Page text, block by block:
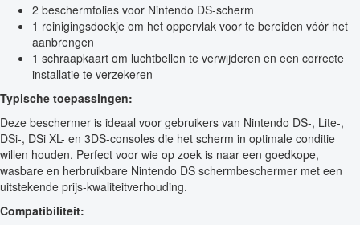
2 beschermfolies voor Nintendo DS-scherm
1 reinigingsdoekje om het oppervlak voor te bereiden vóór het
aanbrengen
1 schraapkaart om luchtbellen te verwijderen en een correcte
installatie te verzekeren
Typische toepassingen:
Deze beschermer is ideaal voor gebruikers van Nintendo DS-, Lite-,
DSi-, DSi XL- en 3DS-consoles die het scherm in optimale conditie
willen houden. Perfect voor wie op zoek is naar een goedkope,
wasbare en herbruikbare Nintendo DS schermbeschermer met een
uitstekende prijs-kwaliteitverhouding.
Compatibiliteit: